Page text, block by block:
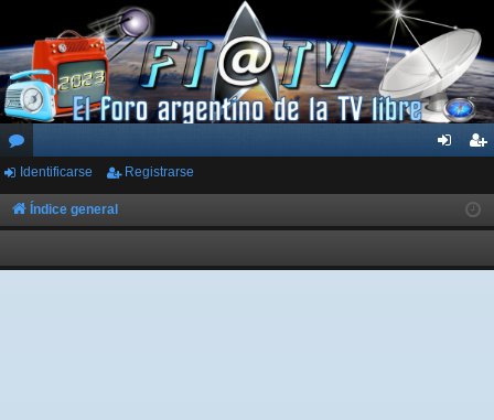
or
os
ar
ist
rs
Identificarse Registrarse
Índice general